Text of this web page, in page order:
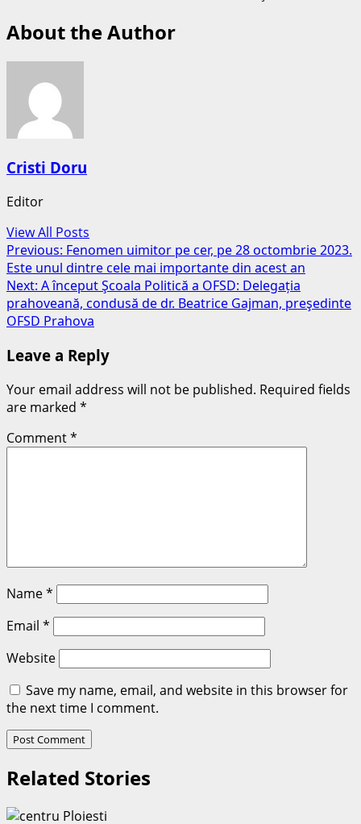
About the Author
Cristi Doru
Editor
View All Posts
Post
navigation
Previous: Fenomen uimitor pe cer, pe 28 octombrie 2023.
Este unul dintre cele mai importante din acest an
Next: A început Şcoala Politică a OFSD: Delegația
prahoveană, condusă de dr. Beatrice Gajman, preşedinte
OFSD Prahova
Leave a Reply
Your email address will not be published. Required fields
are marked *
Comment*
Name*
Email *
Website
Save my name, email, and website in this browser for
the next time I comment.
Related Stories